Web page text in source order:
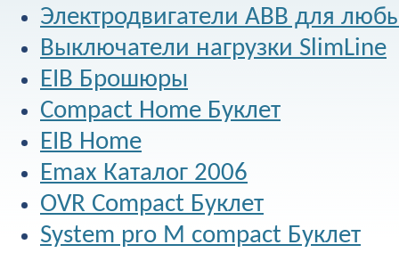
Электродвигатели ABB для
Выключатели нагрузки SlimLine
EIB Брошюры
Compact Home Буклет
EIB Home
Emax Каталог 2006
OVR Compact Буклет
System pro M compact Буклет